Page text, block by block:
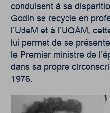
conduisent à sa
Godin se recycle en
l’UdeM et à l’UQÀM,
lui permet de se
le Premier ministre de
dans sa propre
1976.